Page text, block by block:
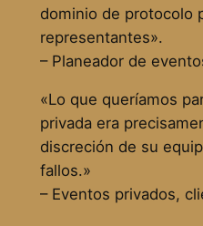
dominio de protocolo
representantes».
– Planeador de
«Lo que queríamos
privada era
discreción de su
fallos.»
– Eventos privados,